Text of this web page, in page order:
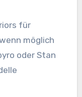
für
möglich
oder Stan